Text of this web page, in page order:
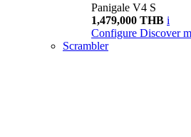
Panigale V4 S
1,479,000 THB i
Configure Discover
Scrambler